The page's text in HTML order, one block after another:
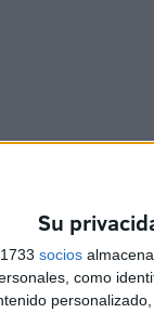
Su
socios
como
asociación
de puestos